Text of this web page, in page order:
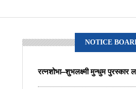
NOTICE
रत्नशोभा–शुभलक्ष्मी मुन्धुम पुरस्कार